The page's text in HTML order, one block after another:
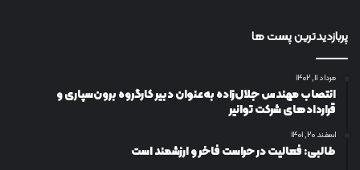
پربازدیدترین پست ها
مرداد ۱۱, ۱۴۰۲
انتصاب مهندس جلال‌زاده به‌عنوان دبیر كارگروه برون‌سپاری و
قراردادهای شركت توانیر
اسفند ۲۰, ۱۴۰۱
طالبی: فعالیت در حراست فاخر و ارزشمند است